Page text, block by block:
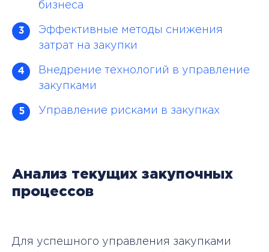
бизнеса
3
Эффективные методы снижения
затрат на закупки
4
Внедрение технологий в управление
закупками
5 Управление рисками в закупках
Анализ текущих закупочных
процессов
Для успешного управления закупками